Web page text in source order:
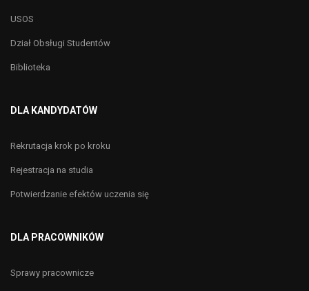
USOS
Dział Obsługi Studentów
Biblioteka
DLA KANDYDATÓW
Rekrutacja krok po kroku
Rejestracja na studia
Potwierdzanie efektów uczenia się
DLA PRACOWNIKÓW
Sprawy pracownicze